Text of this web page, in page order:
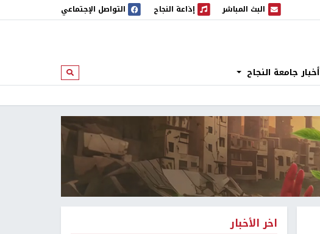
البث المباشر
البث المباشر إذاعة النجاح
إذاعة النجاح التواصل الإجتماعي
أخبار جامعة النجاح ابحث
اخر الأخبار